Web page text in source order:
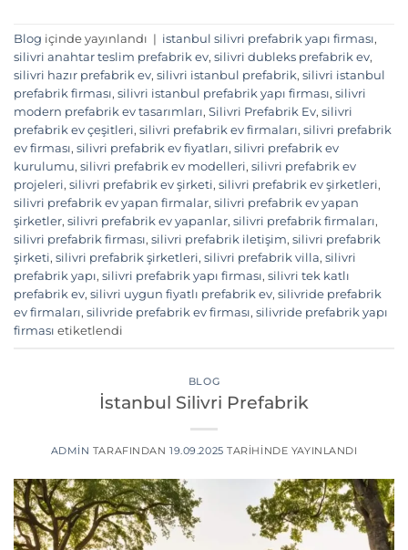
Blog içinde yayınlandı | istanbul silivri prefabrik yapı firması,
silivri anahtar teslim prefabrik ev, silivri dubleks prefabrik ev,
silivri hazır prefabrik ev, silivri istanbul prefabrik, silivri istanbul
prefabrik firması, silivri istanbul prefabrik yapı firması, silivri
modern prefabrik ev tasarımları, Silivri Prefabrik Ev, silivri
prefabrik ev çeşitleri, silivri prefabrik ev firmaları, silivri prefabrik
ev firması, silivri prefabrik ev fiyatları, silivri prefabrik ev
kurulumu, silivri prefabrik ev modelleri, silivri prefabrik ev
projeleri, silivri prefabrik ev şirketi, silivri prefabrik ev şirketleri,
silivri prefabrik ev yapan firmalar, silivri prefabrik ev yapan
şirketler, silivri prefabrik ev yapanlar, silivri prefabrik firmaları,
silivri prefabrik firması, silivri prefabrik iletişim, silivri prefabrik
şirketi, silivri prefabrik şirketleri, silivri prefabrik villa, silivri
prefabrik yapı, silivri prefabrik yapı firması, silivri tek katlı
prefabrik ev, silivri uygun fiyatlı prefabrik ev, silivride prefabrik
ev firmaları, silivride prefabrik ev firması, silivride prefabrik yapı
firması etiketlendi
BLOG
İstanbul Silivri Prefabrik
ADMIN TARAFINDAN 19.09.2025 TARIHINDE YAYINLANDI